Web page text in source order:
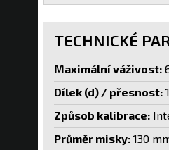
TECHNICKÉ
Maximální váživost:
Dílek (d) / přesnost:
Způsob kalibrace:
Průměr misky: 130